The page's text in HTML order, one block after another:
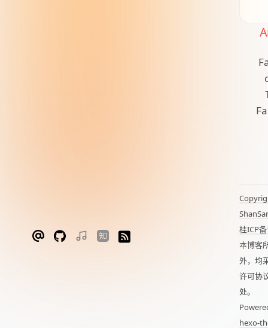
桂ICP
本博客
外，均
许可协
处。
hexo-